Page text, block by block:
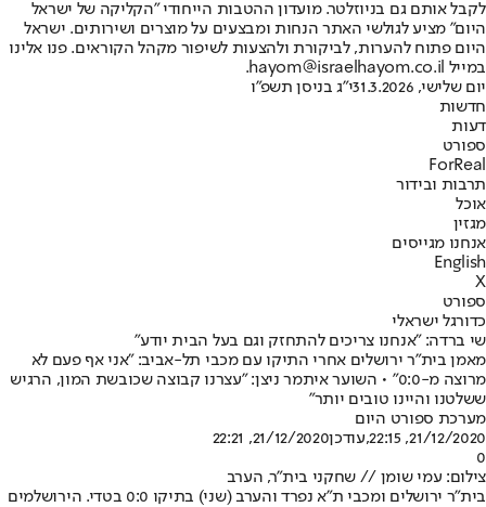
לקבל אותם גם בניוזלטר. מועדון ההטבות הייחודי "הקליקה של ישראל
היום" מציע לגולשי האתר הנחות ומבצעים על מוצרים ושירותים. ישראל
היום פתוח להערות, לביקורת ולהצעות לשיפור מקהל הקוראים. פנו אלינו
במייל hayom@israelhayom.co.il.
יום שלישי, 31.3.2026
י"ג בניסן תשפ"ו
חדשות
דעות
ספורט
ForReal
תרבות ובידור
אוכל
מגזין
אנחנו מגייסים
English
X
ספורט
כדורגל ישראלי
שי ברדה: "אנחנו צריכים להתחזק וגם בעל הבית יודע"
מאמן בית"ר ירושלים אחרי התיקו עם מכבי תל-אביב: "אני אף פעם לא
מרוצה מ-0:0" • השוער איתמר ניצן: "עצרנו קבוצה שכובשת המון, הרגיש
ששלטנו והיינו טובים יותר"
מערכת ספורט היום
21/12/2020, 22:15
,עודכן21/12/2020, 22:21
0
צילום: עמי שומן // שחקני בית"ר, הערב
בית"ר ירושלים ומכבי ת"א נפרד והערב (שני) בתיקו 0:0 בטדי. הירושלמים